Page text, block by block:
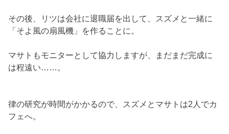
その後、リツは会社に退職届を出して、スズメと一緒に
「そよ風の扇風機」を作ることに。
マサトもモニターとして協力しますが、まだまだ完成に
は程遠い……。
律の研究が時間がかかるので、スズメとマサトは2人でカ
フェへ。